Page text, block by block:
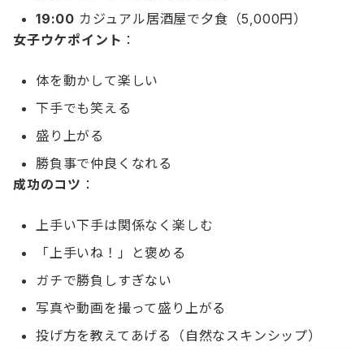
19:00 カジュアル居酒屋で夕食（5,000円）
女子ウケポイント ：
体を動かして楽しい
下手でも笑える
盛り上がる
勝負事で仲良くなれる
成功のコツ ：
上手い下手は関係なく楽しむ
「上手いね！」と褒める
ガチで勝負しすぎない
写真や動画を撮って盛り上がる
投げ方を教えてあげる（自然なスキンシップ）